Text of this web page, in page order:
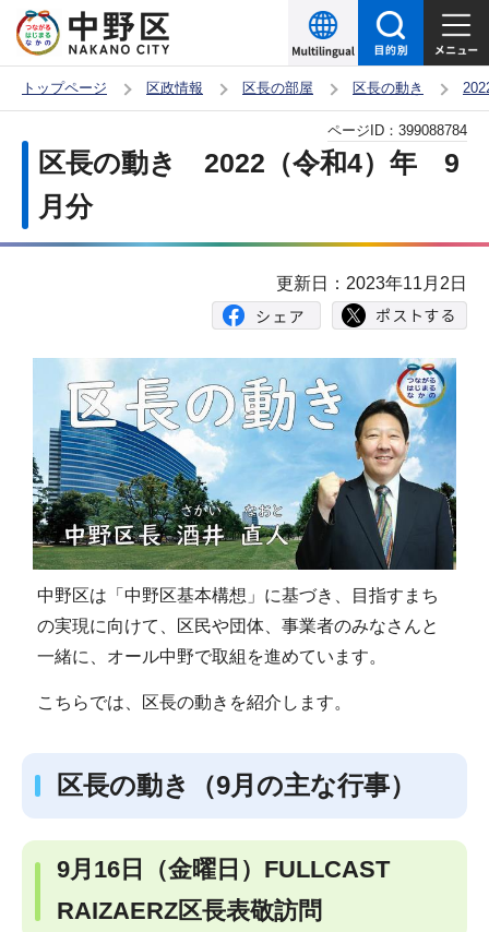
の
ー
トップページ 区政情報 区長の部屋 区長の動き
か
区長の動き 2022（令和4）年 9
月分
ページID： 399088784
更新日：2023年11月2日
中野区は「中野区基本構想」に基づき、目指すまち
の実現に向けて、区民や団体、事業者のみなさんと
一緒に、オール中野で取組を進めています。
こちらでは、区長の動きを紹介します。
区長の動き（9月の主な行事）
9月16日（金曜日）FULLCAST
RAIZAERZ区長表敬訪問